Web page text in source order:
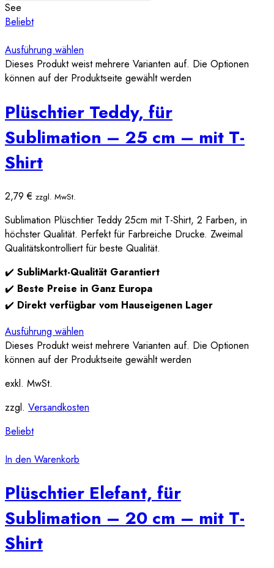
See
Beliebt
Ausführung wählen
Dieses Produkt weist mehrere Varianten auf. Die Optionen
können auf der Produktseite gewählt werden
Plüschtier Teddy, für
Sublimation – 25 cm – mit T-
Shirt
2,79€ zzgl. MwSt.
Sublimation Plüschtier Teddy 25cm mit T-Shirt, 2 Farben, in
höchster Qualität. Perfekt für Farbreiche Drucke. Zweimal
Qualitätskontrolliert für beste Qualität.
✔️ SubliMarkt-Qualität Garantiert
✔️ Beste Preise in Ganz Europa
✔️ Direkt verfügbar vom Hauseigenen Lager
Ausführung wählen
Dieses Produkt weist mehrere Varianten auf. Die Optionen
können auf der Produktseite gewählt werden
exkl. MwSt.
zzgl. Versandkosten
Beliebt
In den Warenkorb
Plüschtier Elefant, für
Sublimation – 20 cm – mit T-
Shirt